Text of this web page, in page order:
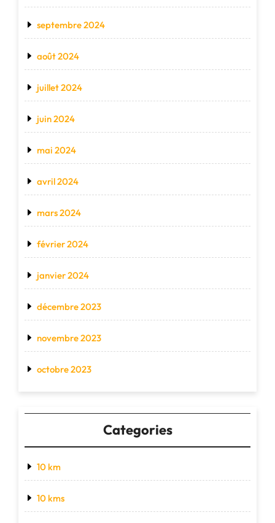
septembre 2024
août 2024
juillet 2024
juin 2024
mai 2024
avril 2024
mars 2024
février 2024
janvier 2024
décembre 2023
novembre 2023
octobre 2023
Categories
10 km
10 kms